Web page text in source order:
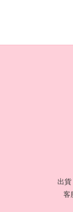
出
客